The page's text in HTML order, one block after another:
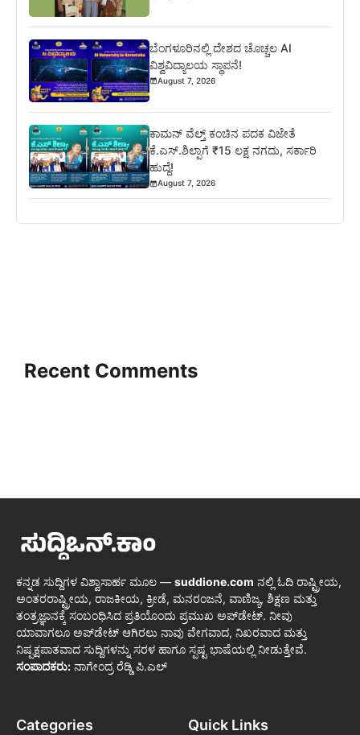
ಬೆಂಗಳೂರಿನಲ್ಲಿ ದೇಶದ ಚೊಚ್ಚಲ AI
ವಿಶ್ವವಿದ್ಯಾಲಯ ಸ್ಥಾಪನೆ!
August 7, 2026
ಕಾಮನ್ ವೆಲ್ತ್ ಕಂಚಿನ ಪದಕ ವಿಜೇತೆ
ಕೆ.ಎಸ್.ಶಿಲ್ಪಾಗೆ ₹15 ಲಕ್ಷ ನಗದು, ಸರ್ಕಾರಿ
ಹುದ್ದೆ!
August 7, 2026
Recent Comments
ಕನ್ನಡ ಸುದ್ದಿಗಳ ವಿಶ್ವಾಸಾರ್ಹ ಮೂಲ — suddione.com ನಲ್ಲಿ ಓದಿ ರಾಷ್ಟ್ರೀಯ,
ಅಂತರರಾಷ್ಟ್ರೀಯ, ರಾಜಕೀಯ, ಕ್ರೀಡೆ, ಮನರಂಜನೆ, ವಾಣಿಜ್ಯ, ಶಿಕ್ಷಣ ಮತ್ತು
ತಂತ್ರಜ್ಞಾನಕ್ಕೆ ಸಂಬಂಧಿಸಿದ ಪ್ರತಿಯೊಂದು ಪ್ರಮುಖ ಅಪ್‌ಡೇಟ್. ನೀವು
ಯಾವಾಗಲೂ ಅಪ್‌ಡೇಟ್ ಆಗಿರಲು ನಾವು ವೇಗವಾದ, ನಿಖರವಾದ ಮತ್ತು
ನಿಷ್ಪಕ್ಷಪಾತವಾದ ಸುದ್ದಿಗಳನ್ನು ಸರಳ ಹಾಗೂ ಸ್ಪಷ್ಟ ಭಾಷೆಯಲ್ಲಿ ನೀಡುತ್ತೇವೆ.
ಸಂಪಾದಕರು: ನಾಗೇಂದ್ರ ರೆಡ್ಡಿ ಪಿ.ಎಲ್
Categories Quick Links